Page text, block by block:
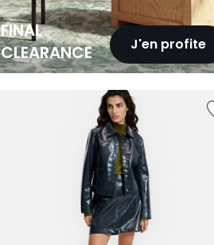
FINAL
CLEARANCE
J'en profite